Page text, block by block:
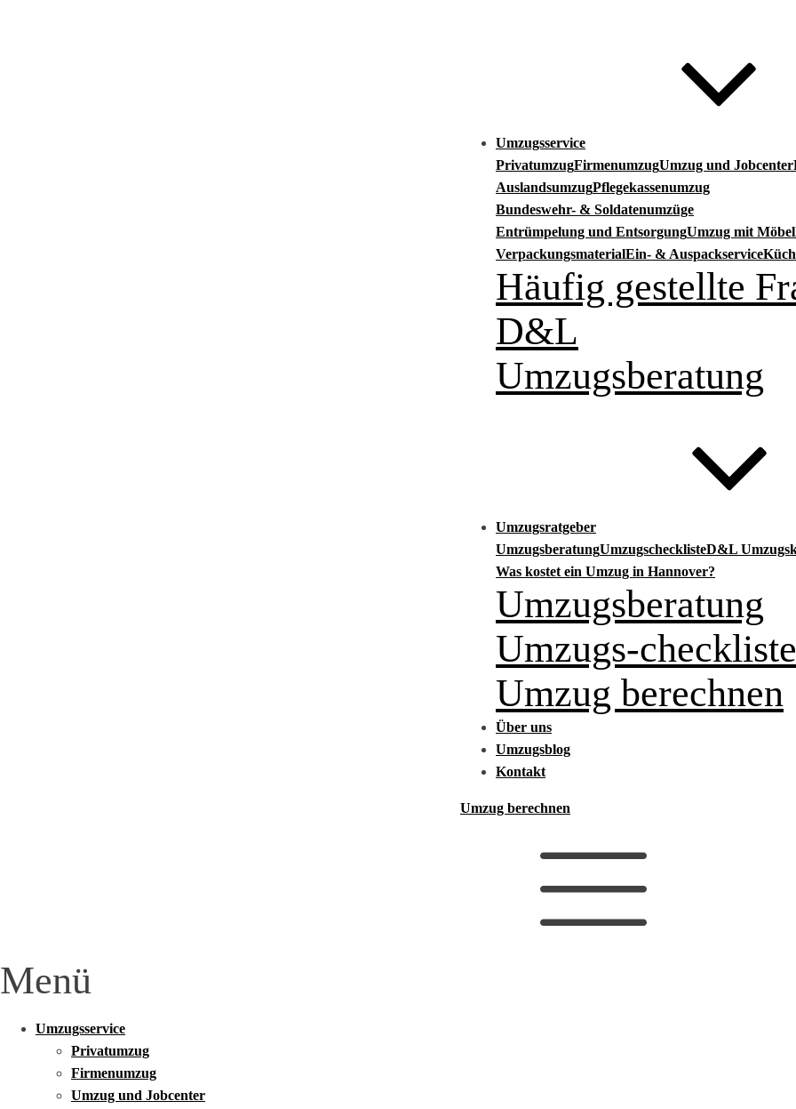
Umzugsservice
PrivatumzugFirmenumzugUmzug und Jobcenter
AuslandsumzugPflegekassenumzug
Bundeswehr- & Soldatenumzüge
Entrümpelung und EntsorgungUmzug mit
VerpackungsmaterialEin- & Auspackservice
Häufig gestellte
D&L
Umzugsberatung
Umzugsratgeber
UmzugsberatungUmzugschecklisteD&L
Was kostet ein Umzug in Hannover?
Umzugsberatung
Umzugs-checkliste
Umzug berechnen
Über uns
Umzugsblog
Kontakt
Umzug berechnen
Menü
Umzugsservice
Privatumzug
Firmenumzug
Umzug und Jobcenter